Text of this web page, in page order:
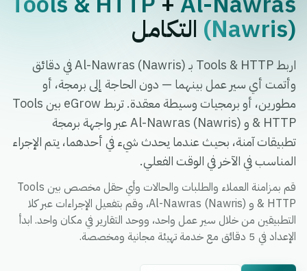
(Nawris) التكامل
اربط Tools & HTTP بـ Al-Nawras (Nawris) في دقائق
وأتمت أي سير عمل بينهما — دون الحاجة إلى برمجة، أو
مطورين، أو برمجيات وسيطة معقدة. تربط eGrow بين Tools
& HTTP و Al-Nawras (Nawris) عبر واجهة برمجة
تطبيقات آمنة، بحيث عندما يحدث شيء في أحدهما، يتم الإجراء
المناسب في الآخر في الوقت الفعلي.
قم بمزامنة العملاء والطلبات والحالات وأي حقل مخصص بين Tools
& HTTP و Al-Nawras (Nawris)، وقم بتفعيل الإجراءات عبر كلا
التطبيقين من خلال سير عمل واحد، ووحد التقارير في مكان واحد. ابدأ
الإعداد في 5 دقائق مع خدمة تهيئة مجانية ومخصصة.